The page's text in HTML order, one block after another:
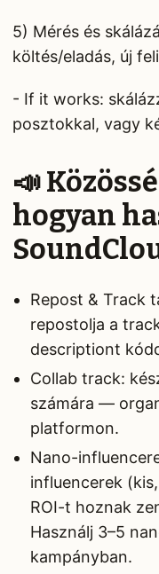
5) Mérés és
költés/eladás, új
- If it works:
posztokkal, vagy
📣
hogyan
Repost & Track
repostolja a
descriptiont
Collab track:
számára —
platformon.
Nano-
influencerek
ROI-t hoznak
Használj 3–5
kampányban.